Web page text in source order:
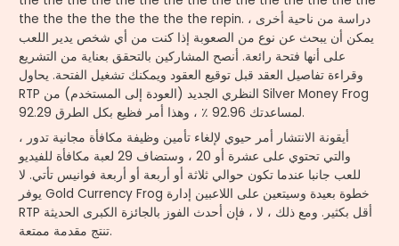
the the the the the the the the repin. دراسة من ناحية أخرى ،
يمكن أن يبحث عن نوع من الصعوبة إذا كنت من أي شخص يدير اللعب
على أنها فتحة رائعة. أنصح المشاركين بالتحقق بعناية من التشريع
وقراءة تفاصيل العقد قبل توقيع العقود ويمكنك تشغيل الفتحة. يحاول
RTP النظري الجديد (العودة إلى المستخدم) من Silver Money Frog
92.29 لمساعدتك 92.96 ٪ ، وهذا أمر فظيع بكل الطرق.
أيقونة الانتشار أمر حيوي لإلغاء تأمين وظيفة مكافأة مجانية تدور ،
والتي تحتوي على عشرة أو 20 ، وستضاف 29 لعبة مكافأة للفيديو
للعب جانبا عندما تكون حوالي ثلاثة أو أربعة أو أربعة فوانيس تأتي. لا
يوفر Gold Currency Frog خطوة بعيدة وسيتعين على اللاعبين إدارة
RTP أقل بكثير. ومع ذلك ، لا ، فإن أحدث الفوز بالجائزة الكبرى الحديثة
تنتج مقدمة ممتعة.